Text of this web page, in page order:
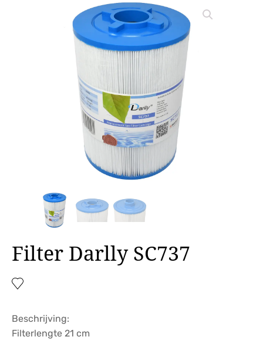
Filter Darlly SC737
Beschrijving:
Filterlengte 21 cm